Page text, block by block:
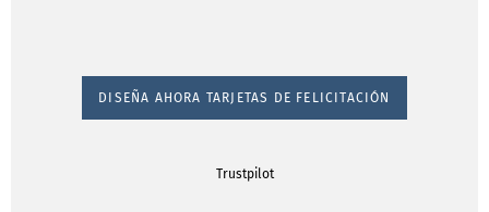
DISEÑA AHORA TARJETAS DE FELICITACIÓN
Trustpilot